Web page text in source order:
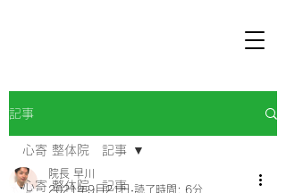
記事
心寄 整体院 記事
心寄 整体院 記事
院長 早川
2021年9月21日 読了時間: 6分